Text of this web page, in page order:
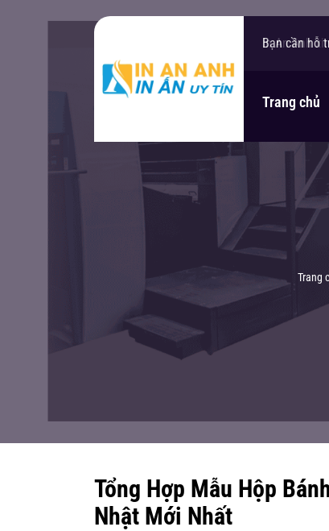
In An Anh
Bạn cần hỗ
Trang chủ
Trang
Tổng Hợp Mẫu Hộp
Nhật Mới Nhất